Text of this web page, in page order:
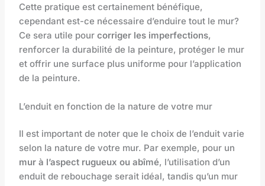
Cette pratique est certainement bénéfique,
cependant est-ce nécessaire d’enduire tout le mur?
Ce sera utile pourcorriger les imperfections,
renforcer la durabilité de la peinture, protéger le mur
et offrir une surface plus uniforme pour l’application
de la peinture.
L’enduit en fonction de la nature de votre mur
Il est important de noter que le choix de l’enduit varie
selon la nature de votre mur. Par exemple, pour un
mur à l’aspect rugueux ou abîmé, l’utilisation d’un
enduit de rebouchage serait idéal, tandis qu’un mur